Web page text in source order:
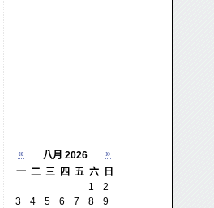
« 八月 2026
»
一 二 三 四 五 六
日
1
2
3
4 5 6 7 8
9